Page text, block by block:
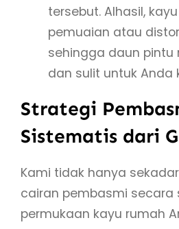
tersebut. Alhasil,
pemuaian atau
sehingga daun pintu
dan sulit untuk Anda
Strategi
Sistematis dari
Kami tidak hanya
cairan pembasmi secara
permukaan kayu rumah